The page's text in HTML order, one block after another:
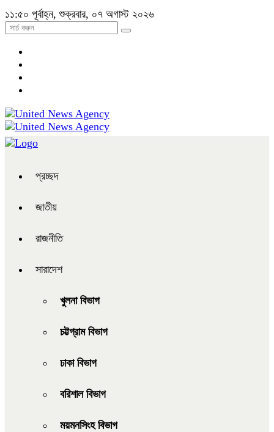
১১:৫০ পূর্বাহ্ন, শুক্রবার, ০৭ অগাস্ট ২০২৬
প্রচ্ছদ
জাতীয়
রাজনীতি
সারাদেশ
খুলনা বিভাগ
চট্টগ্রাম বিভাগ
ঢাকা বিভাগ
বরিশাল বিভাগ
ময়মনসিংহ বিভাগ